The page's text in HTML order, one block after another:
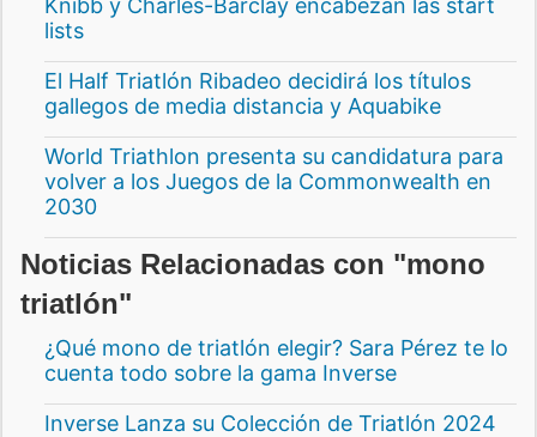
lists
El Half Triatlón Ribadeo decidirá los títulos
gallegos de media distancia y Aquabike
World Triathlon presenta su candidatura para
volver a los Juegos de la Commonwealth en
2030
Noticias Relacionadas con "mono
triatlón"
¿Qué mono de triatlón elegir? Sara Pérez te lo
cuenta todo sobre la gama Inverse
Inverse Lanza su Colección de Triatlón 2024